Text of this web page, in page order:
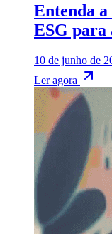
Entenda
ESG para
10 de junho de
Ler agora